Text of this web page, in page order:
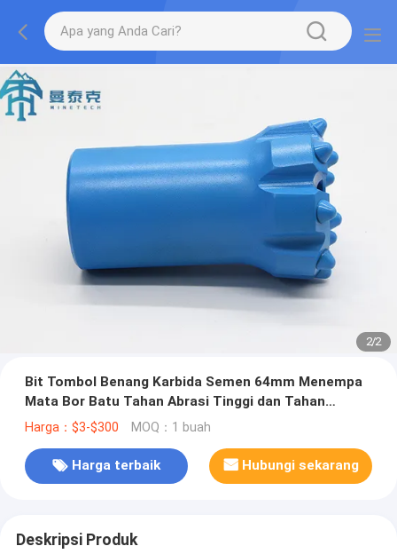
2/2
Bit Tombol Benang Karbida Semen 64mm Menempa
Mata Bor Batu Tahan Abrasi Tinggi dan Tahan
Benturan
Harga：$3-$300 MOQ：1 buah
Harga terbaik Hubungi sekarang
Deskripsi Produk